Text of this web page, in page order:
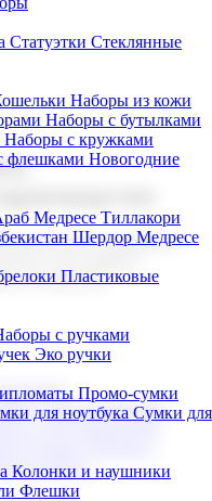
Статуэтки Стеклянные
Наборы из кожи
Наборы с бутылками
Наборы с кружками
флешками Новогодние
Медресе Тиллакори
Шердор Медресе
Пластиковые
с ручками
Эко ручки
Промо-сумки
для ноутбука Сумки для
Колонки и наушники
Флешки
подарков и
вы найдете
и клиентов.
с аккумуляторами
с ежедневниками
наборы